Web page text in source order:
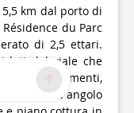
km dal porto di
du Parc
di 2,5 ettari.
lati del viale che
Gli appartamenti,
dotati di angolo